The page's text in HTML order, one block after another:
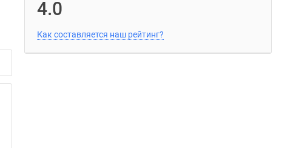
4.0
Как составляется наш рейтинг?